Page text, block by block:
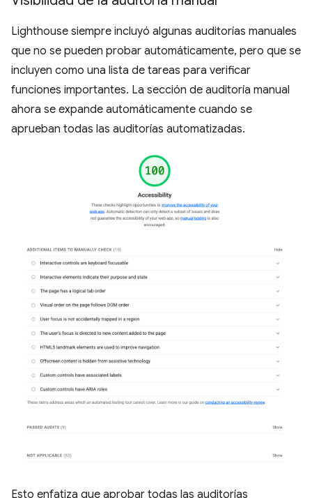
Lighthouse siempre incluyó algunas auditorías manuales
que no se pueden probar automáticamente, pero que se
incluyen como una lista de tareas para verificar
funciones importantes. La sección de auditoría manual
ahora se expande automáticamente cuando se
aprueban todas las auditorías automatizadas.
Esto enfatiza que aprobar todas las auditorías